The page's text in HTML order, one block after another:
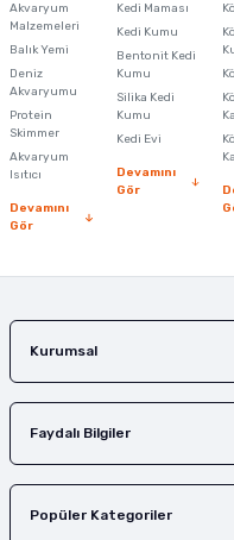
Ürün resmi kalitesiz, bozuk
Ürün açıklamasında eksik
Ürün bilgilerinde hatalar
Ürün fiyatı diğer sitelerden
Bu ürüne benzer farklı
Akvaryum
Malzemeleri
Balık Yemi
Deniz
Akvaryumu
Protein
Skimmer
Akvaryum
Isıtıcı
Devamını
Gör
Kedi Maması
Kedi Kumu
Bentonit Kedi
Kumu
Silika Kedi
Kumu
Kedi Evi
Devamını
Gör
Kurumsal
Faydalı Bilgiler
Popüler Kategoriler